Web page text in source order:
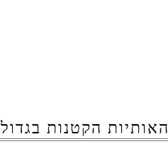
האותיות הקטנות בגדול